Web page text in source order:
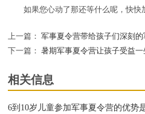
如果您心动了那还等什么呢，快快
上一篇： 军事夏令营带给孩子们深刻
下一篇： 暑期军事夏令营让孩子受益一
相关信息
6到10岁儿童参加军事夏令营的优势